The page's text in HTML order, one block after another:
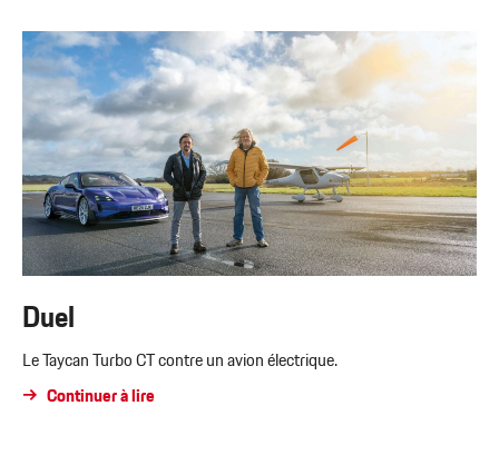
Duel
Le Taycan Turbo CT contre un avion électrique.
Continuer à lire